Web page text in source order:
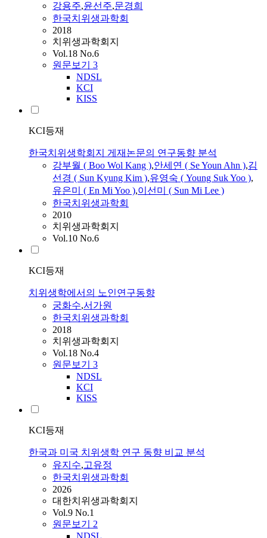
강용주,윤선주,문경희
한국치위생과학회
2018
치위생과학회지
Vol.18 No.6
원문보기 3
NDSL
KCI
KISS
KCI등재
한국치위생학회지 게재논문의 연구동향 분석
강부월 ( Boo Wol Kang ),안세연 ( Se Youn Ahn ),김
선경 ( Sun Kyung Kim ),유영숙 ( Young Suk Yoo ),
유은미 ( En Mi Yoo ),이선미 ( Sun Mi Lee )
한국치위생과학회
2010
치위생과학회지
Vol.10 No.6
KCI등재
치위생학에서의 노인연구동향
궁화수,서가원
한국치위생과학회
2018
치위생과학회지
Vol.18 No.4
원문보기 3
NDSL
KCI
KISS
KCI등재
한국과 미국 치위생학 연구 동향 비교 분석
유지수,고유정
한국치위생과학회
2026
대한치위생과학회지
Vol.9 No.1
원문보기 2